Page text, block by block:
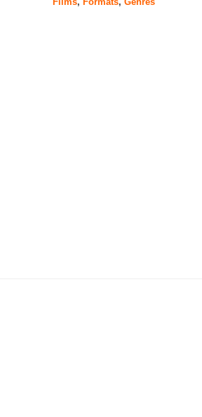
4
Films, Formats, Genres